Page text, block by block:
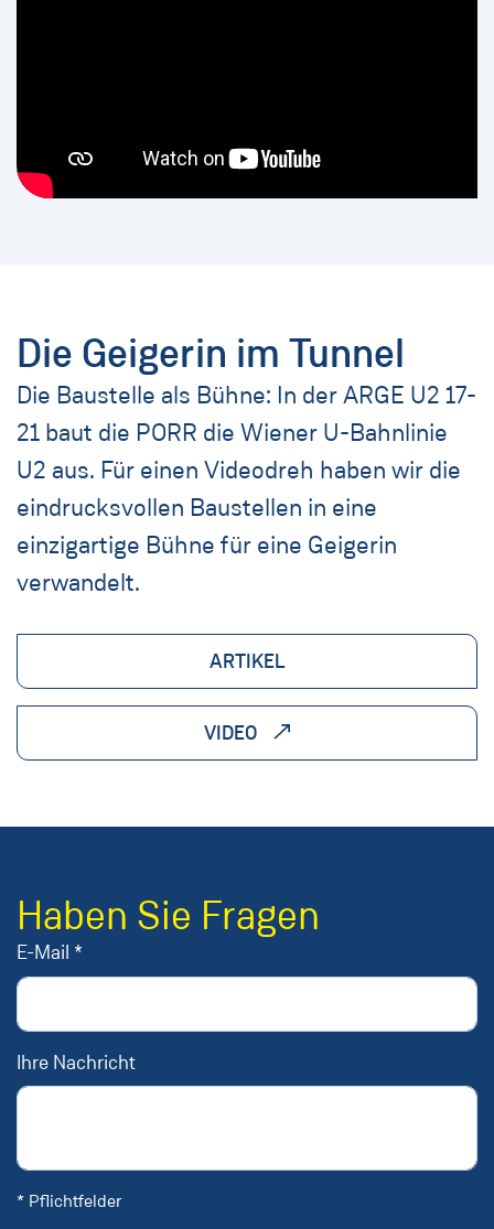
Die Geigerin im Tunnel
Die Baustelle als Bühne: In der ARGE U2 17-
21 baut die PORR die Wiener U-Bahnlinie
U2 aus. Für einen Videodreh haben wir die
eindrucksvollen Baustellen in eine
einzigartige Bühne für eine Geigerin
verwandelt.
ARTIKEL
VIDEO
Haben Sie Fragen
E-Mail *
Ihre Nachricht
* Pflichtfelder